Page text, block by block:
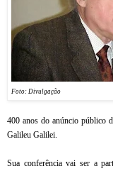
Foto: Divulgação
400 anos do anúncio público
Galileu Galilei.
Sua conferência vai ser a